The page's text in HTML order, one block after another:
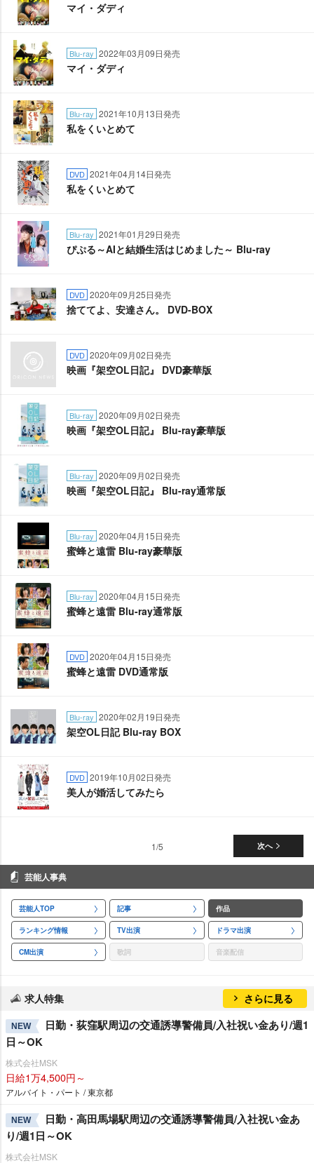
マイ・ダディ
Blu-ray 2022年03月09日発売
マイ・ダディ
Blu-ray 2021年10月13日発売
私をくいとめて
DVD 2021年04月14日発売
私をくいとめて
Blu-ray 2021年01月29日発売
ぴぷる～AIと結婚生活はじめました～ Blu-ray
DVD 2020年09月25日発売
捨ててよ、安達さん。 DVD-BOX
DVD 2020年09月02日発売
映画『架空OL日記』 DVD豪華版
Blu-ray 2020年09月02日発売
映画『架空OL日記』 Blu-ray豪華版
Blu-ray 2020年09月02日発売
映画『架空OL日記』 Blu-ray通常版
Blu-ray 2020年04月15日発売
蜜蜂と遠雷 Blu-ray豪華版
Blu-ray 2020年04月15日発売
蜜蜂と遠雷 Blu-ray通常版
DVD 2020年04月15日発売
蜜蜂と遠雷 DVD通常版
Blu-ray 2020年02月19日発売
架空OL日記 Blu-ray BOX
DVD 2019年10月02日発売
美人が婚活してみたら
次へ
1/5
芸能人事典
芸能人TOP 記事 作品
ランキング情報 TV出演 ドラマ出演
CM出演 歌詞 音楽配信
求人特集 さらに見る
NEW
日勤・荻窪駅周辺の交通誘導警備員/入社祝い金あり/週1
日～OK
株式会社MSK
日給1万4,500円～
アルバイト・パート / 東京都
NEW
日勤・高田馬場駅周辺の交通誘導警備員/入社祝い金あ
り/週1日～OK
株式会社MSK